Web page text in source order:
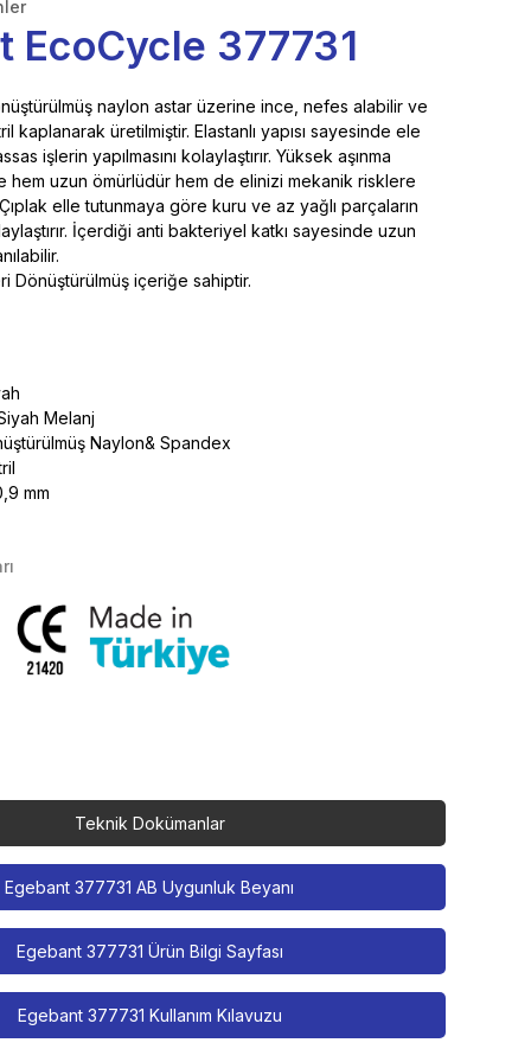
EcoCycle 377731
naylon astar üzerine ince, nefes alabilir ve
kaplanarak üretilmiştir. Elastanlı yapısı sayesinde ele
işlerin yapılmasını kolaylaştırır. Yüksek aşınma
hem uzun ömürlüdür hem de elinizi mekanik risklere
elle tutunmaya göre kuru ve az yağlı parçaların
İçerdiği anti bakteriyel katkı sayesinde uzun
Dönüştürülmüş içeriğe sahiptir.
Melanj
Naylon& Spandex
mm
Teknik Dokümanlar
Egebant 377731 AB Uygunluk Beyanı
Egebant 377731 Ürün Bilgi Sayfası
Egebant 377731 Kullanım Kılavuzu